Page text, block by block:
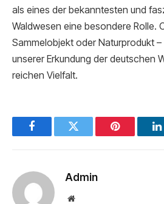
als eines der bekanntesten und
Waldwesen eine besondere Rolle.
Sammelobjekt oder Naturprodukt
unserer Erkundung der deutschen
reichen Vielfalt.
FacebookTwitter Pinterest
Admin
Website